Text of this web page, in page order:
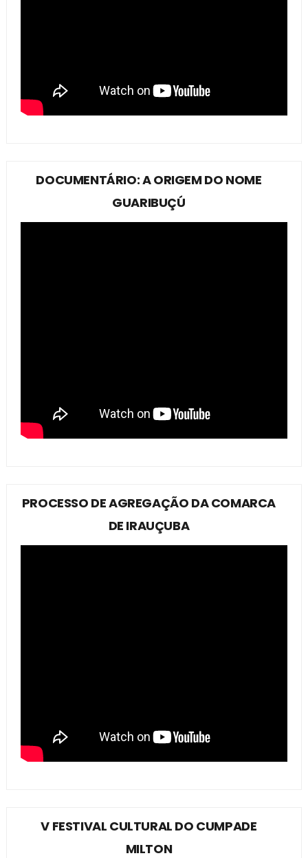
DOCUMENTÁRIO: A ORIGEM DO NOME
GUARIBUÇÚ
PROCESSO DE AGREGAÇÃO DA COMARCA
DE IRAUÇUBA
V FESTIVAL CULTURAL DO CUMPADE
MILTON